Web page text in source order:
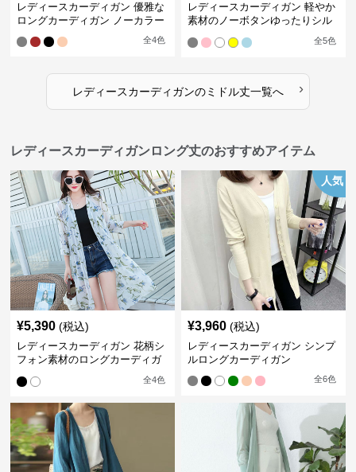
レディースカーディガン 優雅な
ロングカーディガン ノーカラー
全4色
レディースカーディガン 軽やか
素材のノーボタンゆったりシル
全5色
レディースカーディガンのミドル丈一覧へ ›
レディースカーディガンロング丈のおすすめアイテム
¥5,390 (税込)
レディースカーディガン 花柄シ
フォン素材のロングカーディガ
全4色
人気
¥3,960 (税込)
レディースカーディガン シンプ
ルロングカーディガン
全6色